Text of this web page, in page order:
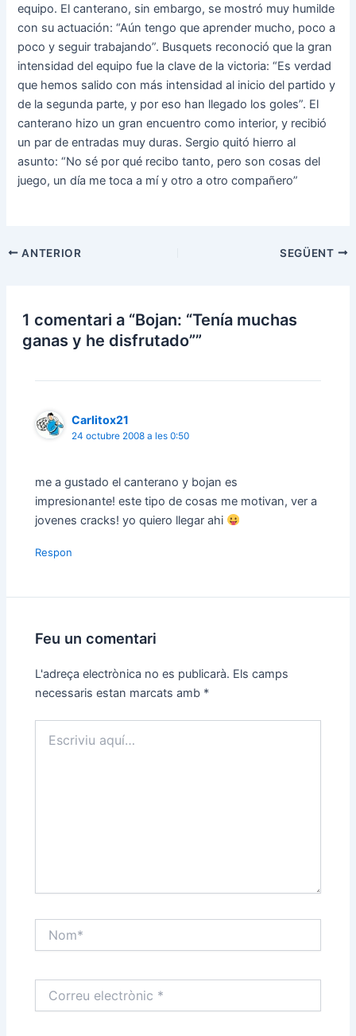
equipo. El canterano, sin embargo, se mostró muy humilde
con su actuación: “Aún tengo que aprender mucho, poco a
poco y seguir trabajando”. Busquets reconoció que la gran
intensidad del equipo fue la clave de la victoria: “Es verdad
que hemos salido con más intensidad al inicio del partido y
de la segunda parte, y por eso han llegado los goles”. El
canterano hizo un gran encuentro como interior, y recibió
un par de entradas muy duras. Sergio quitó hierro al
asunto: “No sé por qué recibo tanto, pero son cosas del
juego, un día me toca a mí y otro a otro compañero”
Navegació
ANTERIOR SEGÜENT
1 comentari a “Bojan: “Tenía muchas
ganas y he disfrutado””
Carlitox21
24 octubre 2008 a les 0:50
me a gustado el canterano y bojan es
impresionante! este tipo de cosas me motivan, ver a
jovenes cracks! yo quiero llegar ahi
Respon
Feu un comentari
L'adreça electrònica no es publicarà. Els camps
necessaris estan marcats amb *
aquí…
electrònic